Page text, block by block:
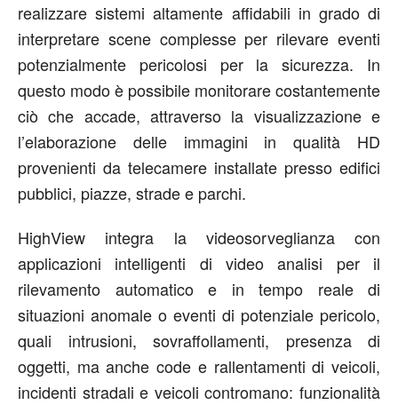
realizzare sistemi altamente affidabili in grado di
interpretare scene complesse per rilevare eventi
potenzialmente pericolosi per la sicurezza. In
questo modo è possibile monitorare costantemente
ciò che accade, attraverso la visualizzazione e
l’elaborazione delle immagini in qualità HD
provenienti da telecamere installate presso edifici
pubblici, piazze, strade e parchi.
HighView integra la videosorveglianza con
applicazioni intelligenti di video analisi per il
rilevamento automatico e in tempo reale di
situazioni anomale o eventi di potenziale pericolo,
quali intrusioni, sovraffollamenti, presenza di
oggetti, ma anche code e rallentamenti di veicoli,
incidenti stradali e veicoli contromano: funzionalità